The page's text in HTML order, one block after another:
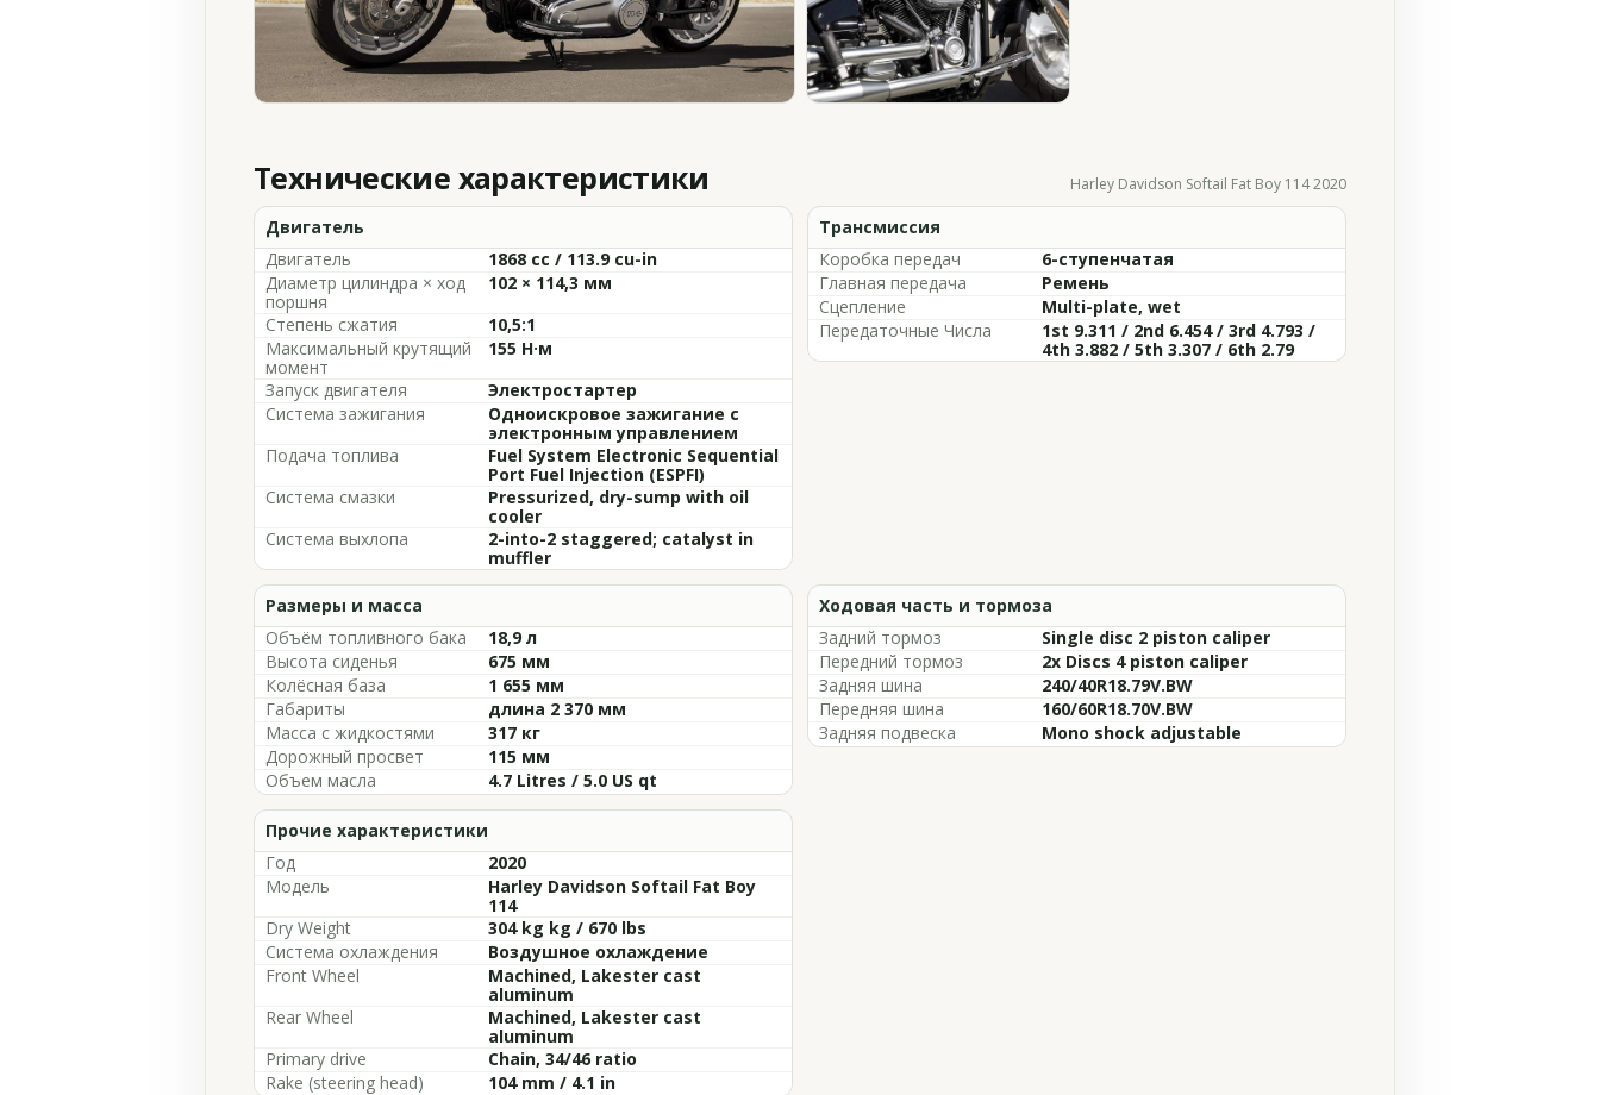
Технические характеристики Harley Davidson Softail Fat Boy 114 2020
Двигатель
Двигатель
1868 cc / 113.9 cu-in
Диаметр цилиндра × ход
поршня
102 × 114,3 мм
Степень сжатия
10,5:1
Максимальный крутящий
момент
155 Н·м
Запуск двигателя
Электростартер
Система зажигания
Одноискровое зажигание с
электронным управлением
Подача топлива
Fuel System Electronic Sequential
Port Fuel Injection (ESPFI)
Система смазки
Pressurized, dry-sump with oil
cooler
Система выхлопа
2-into-2 staggered; catalyst in
muffler
Трансмиссия
Коробка передач
6-ступенчатая
Главная передача
Ремень
Сцепление
Multi-plate, wet
Передаточные Числа
1st 9.311 / 2nd 6.454 / 3rd 4.793 /
4th 3.882 / 5th 3.307 / 6th 2.79
Размеры и масса
Объём топливного бака
18,9 л
Высота сиденья
675 мм
Колёсная база
1 655 мм
Габариты
длина 2 370 мм
Масса с жидкостями
317 кг
Дорожный просвет
115 мм
Объем масла
4.7 Litres / 5.0 US qt
Ходовая часть и тормоза
Задний тормоз
Single disc 2 piston caliper
Передний тормоз
2x Discs 4 piston caliper
Задняя шина
240/40R18.79V.BW
Передняя шина
160/60R18.70V.BW
Задняя подвеска
Mono shock adjustable
Прочие характеристики
Год
2020
Модель
Harley Davidson Softail Fat Boy
114
Dry Weight
304 kg kg / 670 lbs
Система охлаждения
Воздушное охлаждение
Front Wheel
Machined, Lakester cast
aluminum
Rear Wheel
Machined, Lakester cast
aluminum
Primary drive
Chain, 34/46 ratio
Rake (steering head)
104 mm / 4.1 in